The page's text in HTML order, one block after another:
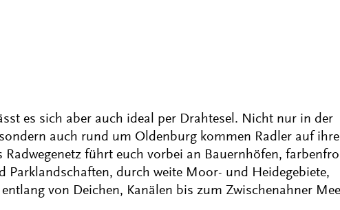
es sich aber auch ideal per Drahtesel. Nicht nur in der
auch rund um Oldenburg kommen Radler auf ihre
Radwegenetz führt euch vorbei an Bauernhöfen,
Parklandschaften, durch weite Moor- und Heidegebiete,
von Deichen, Kanälen bis zum Zwischenahner